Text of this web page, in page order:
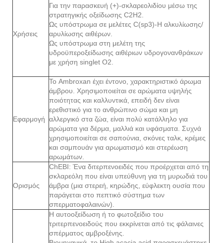
Χρήσεις
Για την παρασκευή (+)-σκλαρεολιδίου μέσω της
στρατηγικής οξείδωσης C2H2.
Ως υπόστρωμα σε μελέτες C(sp3)-H αλκυλίωσης/
αρυλίωσης αιθέρων.
Ως υπόστρωμα στη μελέτη της
υδροϋπεροξείδωσης αιθέριων υδρογονανθράκων
με χρήση singlet O2.
Εφαρμογή
Το Ambroxan έχει έντονο, χαρακτηριστικό άρωμα
άμβρου. Χρησιμοποιείται σε αρώματα υψηλής
ποιότητας και καλλυντικά, επειδή δεν είναι
ερεθιστικό για το ανθρώπινο σώμα και μη
αλλεργικό στα ζώα, είναι πολύ κατάλληλο για
αρώματα για δέρμα, μαλλιά και υφάσματα. Συχνά
χρησιμοποιείται σε σαπούνια, σκόνες ταλκ, κρέμες
και σαμπουάν για αρωματισμό και στερέωση
αρωμάτων.
Ορισμός
ChEBI: Ένα διτερπενοειδές που προέρχεται από τη
σκλαρεόλη που είναι υπεύθυνη για τη μυρωδιά του
άμβρα (μια στερεή, κηρώδης, εύφλεκτη ουσία που
παράγεται στο πεπτικό σύστημα των
σπερματοφαλαινών).
Η αυτοοξείδωση ή το φωτοξείδιο του
τριτερπενοειδούς που εκκρίνεται από τις φάλαινες
σπέρματος αμβροξένης.